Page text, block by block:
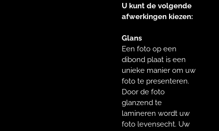
U kunt de volgende
afwerkingen kiezen:
Glans
Een foto op een
dibond plaat is een
unieke manier om uw
foto te presenteren.
Door de foto
glanzend te
lamineren wordt uw
foto levensecht. Uw